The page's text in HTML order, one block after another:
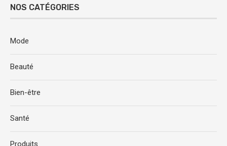
NOS CATÉGORIES
Mode
Beauté
Bien-être
Santé
Produits